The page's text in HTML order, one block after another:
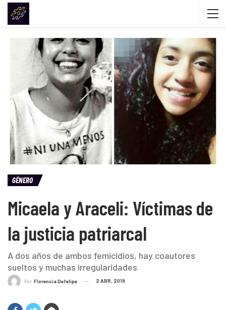
GÉNERO
Micaela y Araceli: Víctimas de
la justicia patriarcal
A dos años de ambos femicidios, hay coautores
sueltos y muchas irregularidades
Por Florencia Defelipe 2 ABR, 2019